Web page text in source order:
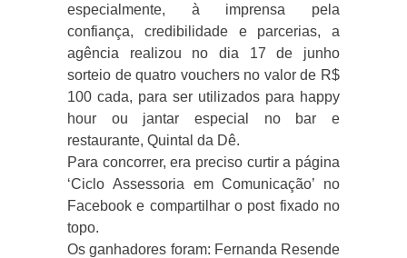
especialmente, à imprensa pela
confiança, credibilidade e parcerias, a
agência realizou no dia 17 de junho
sorteio de quatro vouchers no valor de R$
100 cada, para ser utilizados para happy
hour ou jantar especial no bar e
restaurante, Quintal da Dê.
Para concorrer, era preciso curtir a página
‘Ciclo Assessoria em Comunicação’ no
Facebook e compartilhar o post fixado no
topo.
Os ganhadores foram: Fernanda Resende